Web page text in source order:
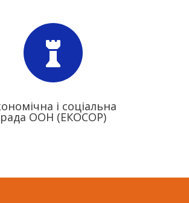

і соціальна
рада ООН (ЕКОСОР)